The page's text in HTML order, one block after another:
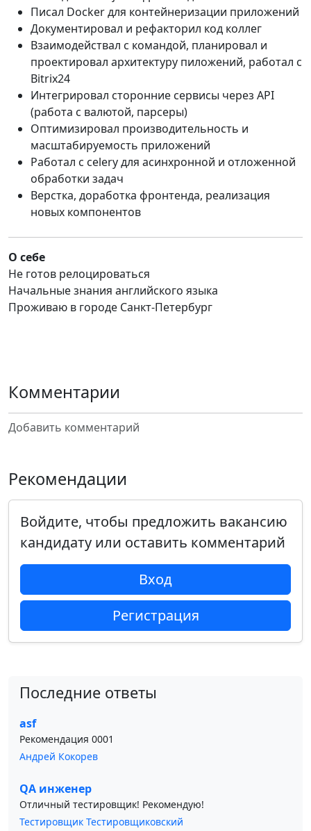
Писал Docker для контейнеризации приложений
Документировал и рефакторил код коллег
Взаимодействал с командой, планировал и
проектировал архитектуру пиложений, работал с
Bitrix24
Интегрировал сторонние сервисы через API
(работа с валютой, парсеры)
Оптимизировал производительность и
масштабируемость приложений
Работал с celery для асинхронной и отложенной
обработки задач
Верстка, доработка фронтенда, реализация
новых компонентов
О себе
Не готов релоцироваться
Начальные знания английского языка
Проживаю в городе Санкт-Петербург
Комментарии
Добавить комментарий
Рекомендации
Войдите, чтобы предложить вакансию
кандидату или оставить комментарий
Вход
Регистрация
Последние ответы
asf
Рекомендация 0001
Андрей Кокорев
QA инженер
Отличный тестировщик! Рекомендую!
Тестировщик Тестировщиковский